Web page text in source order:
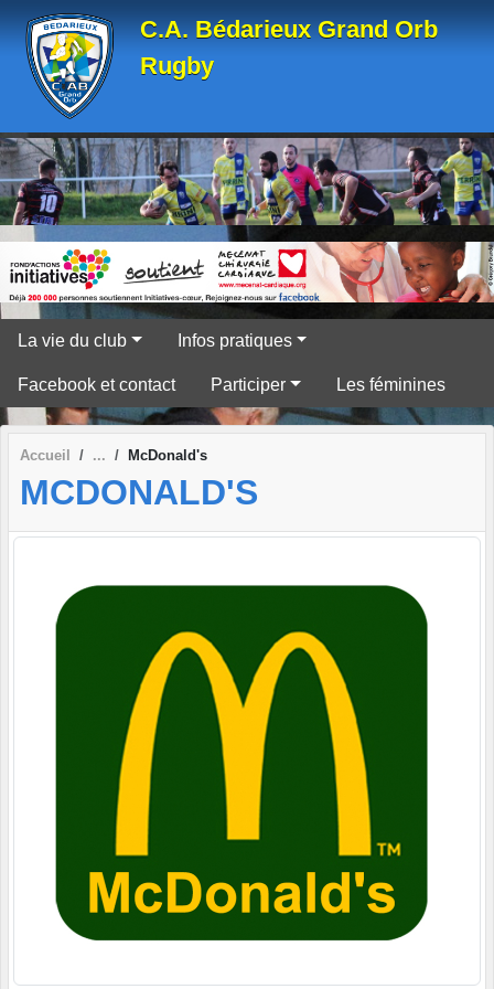
C.A. Bédarieux Grand Orb
Rugby
La vie du club Infos pratiques
Facebook et contact Participer Les féminines
Accueil McDonald's
MCDONALD'S
Panneau de gestion des cookies